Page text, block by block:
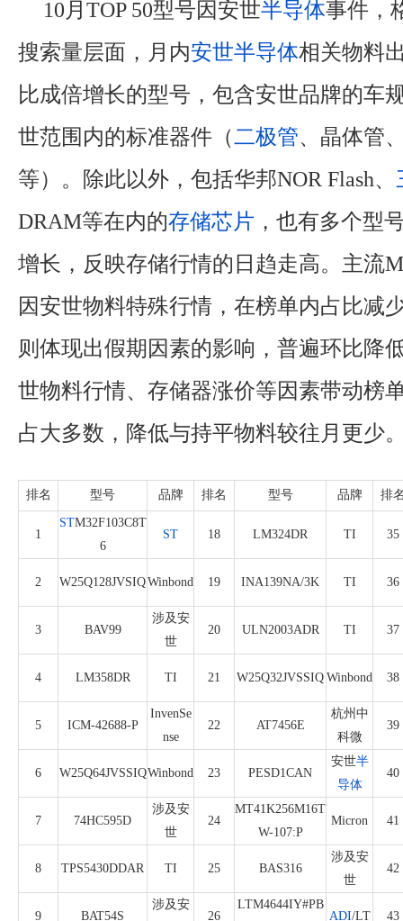
10月TOP 50型号因安世半导体事件，
搜索量层面，月内安世半导体相关物料
比成倍增长的型号，包含安世品牌的车
世范围内的标准器件（二极管、晶体管
等）。除此以外，包括华邦NOR Flash、
DRAM等在内的存储芯片 ，也有多个型
增长，反映存储行情的日趋走高。主流
因安世物料特殊行情，在榜单内占比减
则体现出假期因素的影响，普遍环比降
世物料行情、存储器涨价等因素带动榜
占大多数，降低与持平物料较往月更少
排名 型号 品牌 排名 型号 品牌 排
1
STM32F103C8T
6
ST 18 LM324DR TI 35
2 W25Q128JVSIQWinbond 19 INA139NA/3K TI 36
3 BAV99
涉及安
世
20 ULN2003ADR TI 37
4 LM358DR TI 21 W25Q32JVSSIQ Winbond 38
5 ICM-42688-P
InvenSe
nse
22 AT7456E
杭州中
科微
39
6 W25Q64JVSSIQWinbond 23 PESD1CAN
安世半
导体
40
7 74HC595D
涉及安
世
24
MT41K256M16T
W-107:P
Micron 41
8 TPS5430DDAR TI 25 BAS316
涉及安
世
42
9 BAT54S
涉及安
26
LTM4644IY#PB
ADI/LT 43